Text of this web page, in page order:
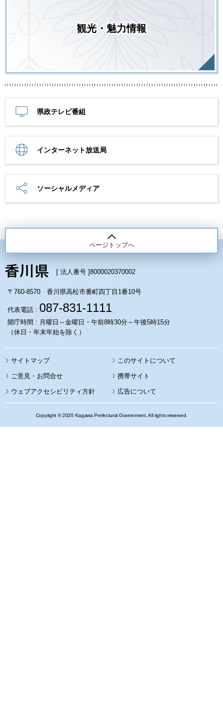
観光・魅力情報
県政テレビ番組
インターネット放送局
ソーシャルメディア
ページトップへ
[ 法人番号 ]8000020370002
〒760-8570 香川県高松市番町四丁目1番10号
代表電話 : 087-831-1111
開庁時間 : 月曜日～金曜日・午前8時30分～午後5時15分
（休日・年末年始を除く）
サイトマップ このサイトについて
携帯サイト
ウェブアクセシビリティ方針 広告について
Copyright © 2020 Kagawa Prefectural Government. All rights reserved.